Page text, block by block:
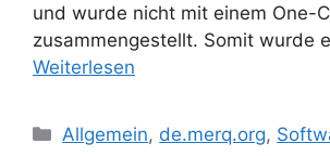
und wurde nicht mit einem One-
zusammengestellt. Somit wurde
Weiterlesen
Kategorien
Allgemein, de.merq.org,